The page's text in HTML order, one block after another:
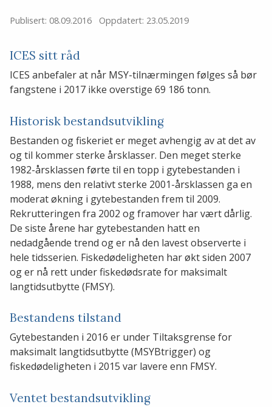
Publisert: 08.09.2016 Oppdatert: 23.05.2019
ICES sitt råd
ICES anbefaler at når MSY-tilnærmingen følges så bør
fangstene i 2017 ikke overstige 69 186 tonn.
Historisk bestandsutvikling
Bestanden og fiskeriet er meget avhengig av at det av
og til kommer sterke årsklasser. Den meget sterke
1982-årsklassen førte til en topp i gytebestanden i
1988, mens den relativt sterke 2001-årsklassen ga en
moderat økning i gytebestanden frem til 2009.
Rekrutteringen fra 2002 og framover har vært dårlig.
De siste årene har gytebestanden hatt en
nedadgående trend og er nå den lavest observerte i
hele tidsserien. Fiskedødeligheten har økt siden 2007
og er nå rett under fiskedødsrate for maksimalt
langtidsutbytte (FMSY).
Bestandens tilstand
Gytebestanden i 2016 er under Tiltaksgrense for
maksimalt langtidsutbytte (MSYBtrigger) og
fiskedødeligheten i 2015 var lavere enn FMSY.
Ventet bestandsutvikling